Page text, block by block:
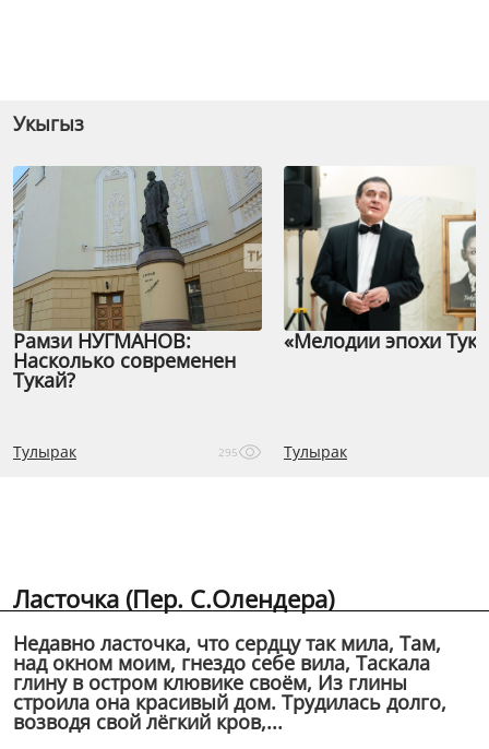
Укыгыз
Рамзи НУГМАНОВ:
Насколько современен
Тукай?
Тулырак 295
«Мелодии эпохи
Тулырак
Ласточка (Пер. С.Олендера)
Недавно ласточка, что сердцу так мила, Там,
над окном моим, гнездо себе вила, Таскала
глину в остром клювике своём, Из глины
строила она красивый дом. Трудилась долго,
возводя свой лёгкий кров,...